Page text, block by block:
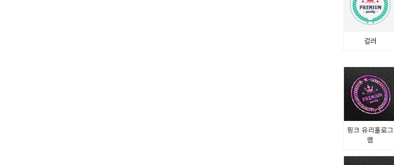
컬러
핑크 유리홀로그
램